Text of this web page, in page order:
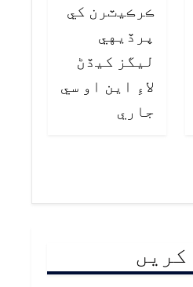
ڪرڪيٽرن کي
پرڏيهي
ليگز کيڏڻ
لاءِ اين او سي
جاري
کریں